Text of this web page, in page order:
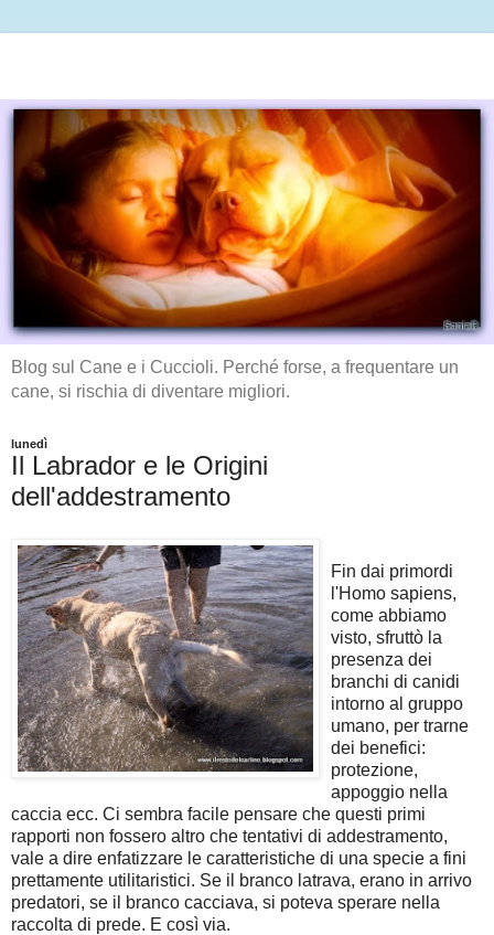
Blog sul Cane e i Cuccioli. Perché forse, a frequentare un
cane, si rischia di diventare migliori.
lunedì
Il Labrador e le Origini
dell'addestramento
Fin dai primordi
l'Homo sapiens,
come abbiamo
visto, sfruttò la
presenza dei
branchi di canidi
intorno al gruppo
umano, per trarne
dei benefici:
protezione,
appoggio nella
caccia ecc. Ci sembra facile pensare che questi primi
rapporti non fossero altro che tentativi di addestramento,
vale a dire enfatizzare le caratteristiche di una specie a fini
prettamente utilitaristici. Se il branco latrava, erano in arrivo
predatori, se il branco cacciava, si poteva sperare nella
raccolta di prede. E così via.